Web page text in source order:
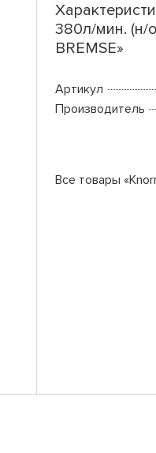
380л/мин. (н/
BREMSE»
Артикул
Производитель
Все товары